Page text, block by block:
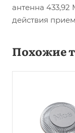
антенна 433,92
действия
Похожие